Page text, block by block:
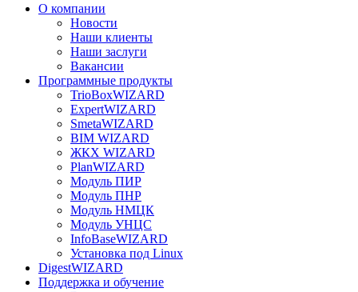
О компании
Новости
Наши клиенты
Наши заслуги
Вакансии
Программные продукты
TrioBoxWIZARD
ExpertWIZARD
SmetaWIZARD
BIM WIZARD
ЖКХ WIZARD
PlanWIZARD
Модуль ПИР
Модуль ПНР
Модуль НМЦК
Модуль УНЦС
InfoBaseWIZARD
Установка под Linux
DigestWIZARD
Поддержка и обучение